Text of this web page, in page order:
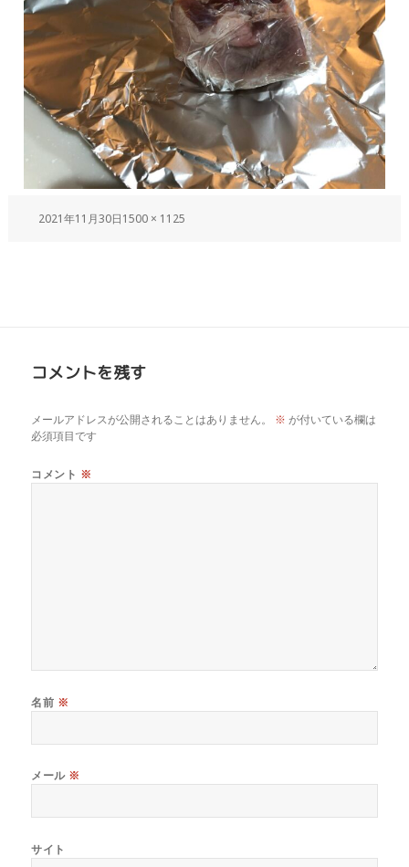
2021年11月30日1500 × 1125
コメントを残す
メールアドレスが公開されることはありません。 ※ が付いている欄は
必須項目です
コメント ※
名前 ※
メール ※
サイト